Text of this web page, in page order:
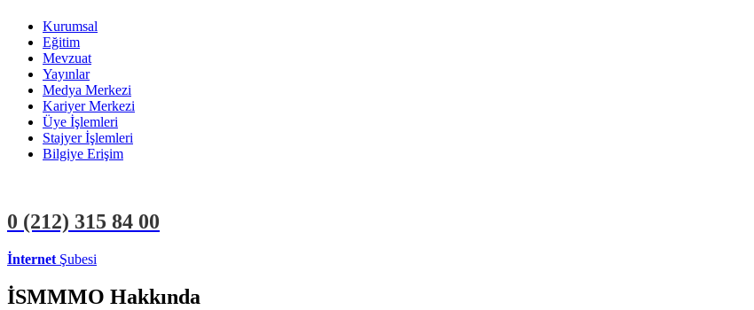
Kurumsal
Eğitim
Mevzuat
Yayınlar
Medya Merkezi
Kariyer Merkezi
Üye İşlemleri
Stajyer İşlemleri
Bilgiye Erişim
0 (212) 315 84 00
İnternet Şubesi
İSMMMO Hakkında